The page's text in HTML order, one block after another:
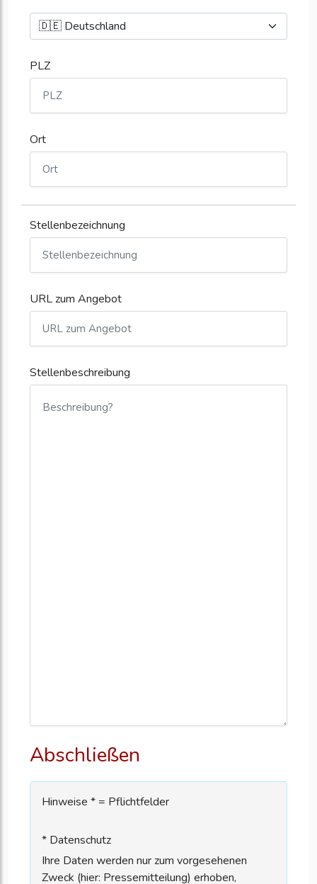
PLZ
Ort
Stellenbezeichnung
URL zum Angebot
Stellenbeschreibung
Abschließen
Hinweise * = Pflichtfelder
* Datenschutz
Ihre Daten werden nur zum vorgesehenen
Zweck (hier: Pressemitteilung) erhoben,